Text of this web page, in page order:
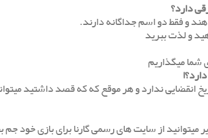
دارد؟
و فقط دو اسم جداگانه دارند.
و لذت ببرید
شما میگذاریم
انقضایی ندارد و هر موقع که که قصد داشتید
از سایت های رسمی گارنا برای بازی خود جم